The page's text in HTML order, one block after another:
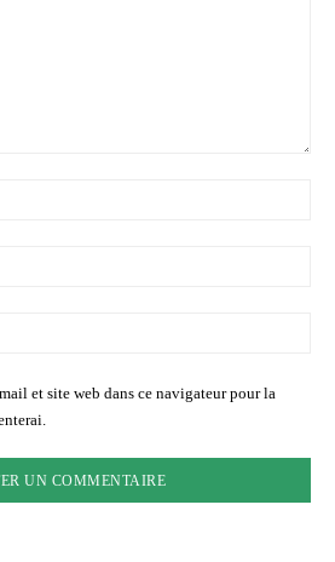
et site web dans ce navigateur pour la